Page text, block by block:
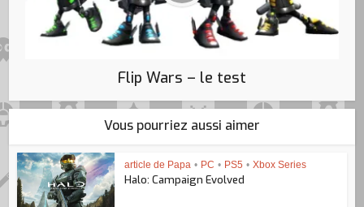
Flip Wars – le test
Vous pourriez aussi aimer
article de Papa • PC • PS5 • Xbox Series
Halo: Campaign Evolved